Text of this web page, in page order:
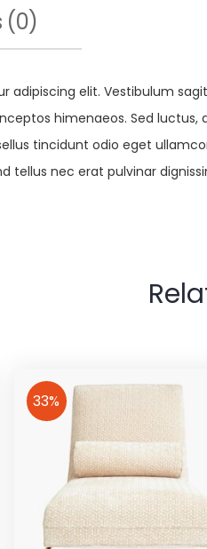
(0)
adipiscing elit. Vestibulum
himenaeos. Sed
tincidunt odio eget
tellus nec erat pulvinar
33%